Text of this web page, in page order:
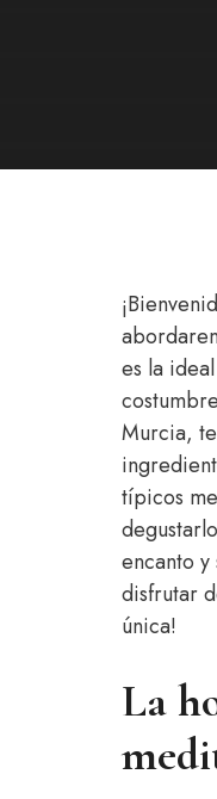
es la
Murcia,
típicos
encanto
disfrutar
única!
La